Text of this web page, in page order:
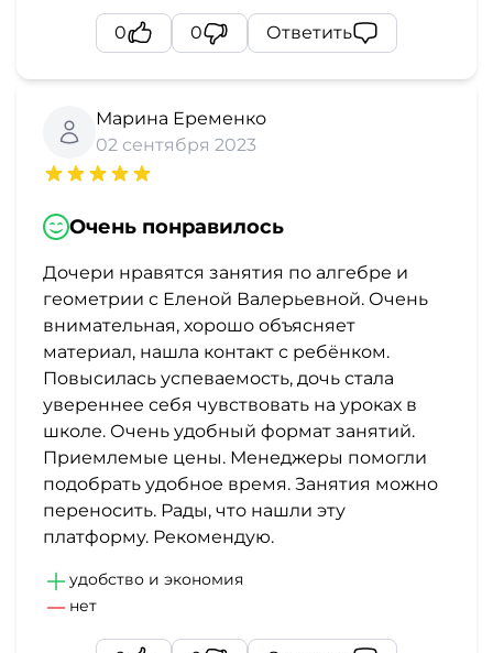
0 0 Ответить
Марина Еременко
02 сентября 2023
Очень понравилось
Дочери нравятся занятия по алгебре и
геометрии с Еленой Валерьевной. Очень
внимательная, хорошо объясняет
материал, нашла контакт с ребёнком.
Повысилась успеваемость, дочь стала
увереннее себя чувствовать на уроках в
школе. Очень удобный формат занятий.
Приемлемые цены. Менеджеры помогли
подобрать удобное время. Занятия можно
переносить. Рады, что нашли эту
платформу. Рекомендую.
удобство и экономия
нет